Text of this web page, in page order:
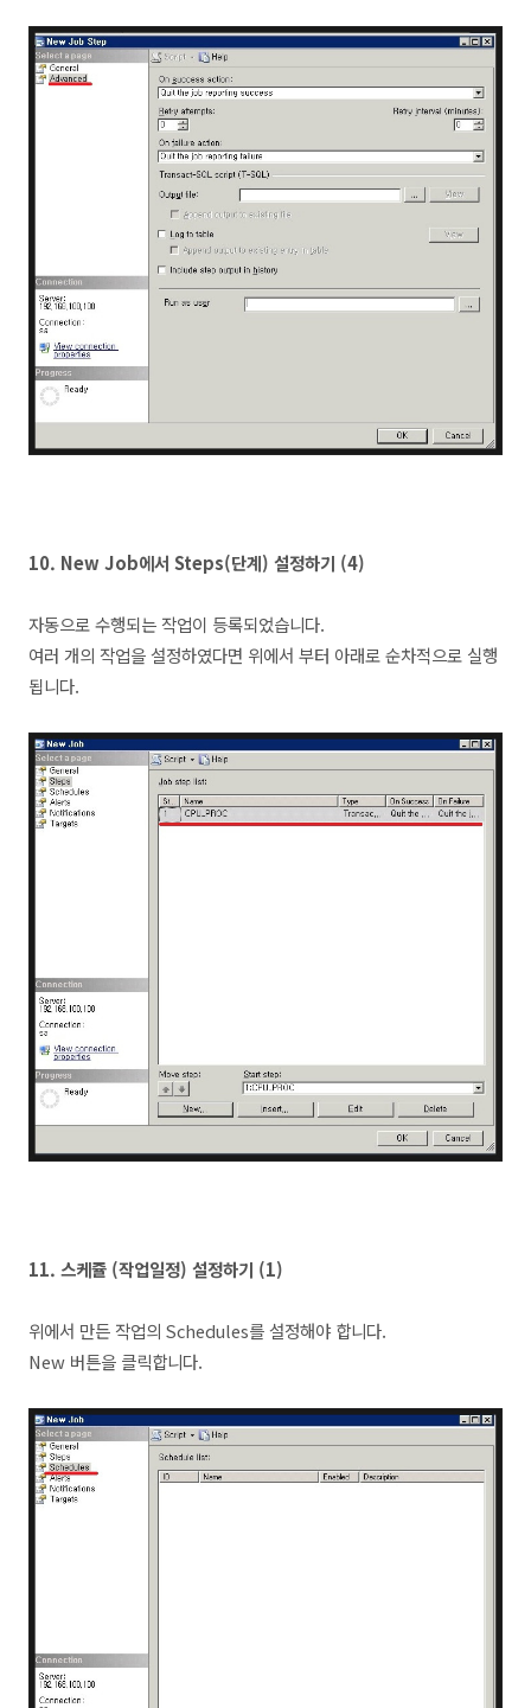
10. New Job에서 Steps(단계) 설정하기 (4)
자동으로 수행되는 작업이 등록되었습니다.
여러 개의 작업을 설정하였다면 위에서 부터 아래로 순차적으로 실행
됩니다.
11. 스케쥴 (작업일정) 설정하기 (1)
위에서 만든 작업의 Schedules를 설정해야 합니다.
New 버튼을 클릭합니다.